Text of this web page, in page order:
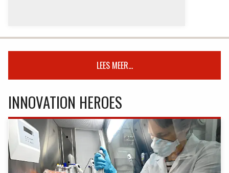
LEES MEER...
INNOVATION HEROES